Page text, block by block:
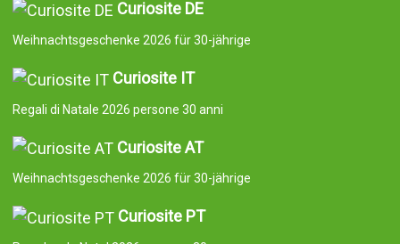
Curiosite DE
Weihnachtsgeschenke 2026 für 30-jährige
Curiosite IT
Regali di Natale 2026 persone 30 anni
Curiosite AT
Weihnachtsgeschenke 2026 für 30-jährige
Curiosite PT